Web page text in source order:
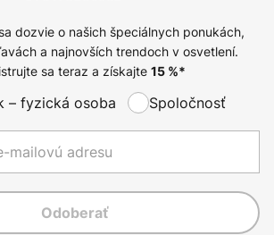
dozvie o našich špeciálnych ponukách,
a najnovších trendoch v osvetlení.
sa teraz a získajte 15%*
– fyzická osoba Spoločnosť
Odoberať